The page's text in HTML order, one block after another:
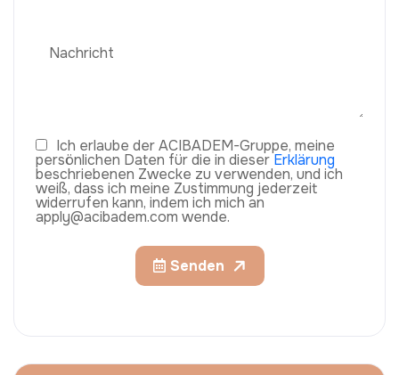
Ich erlaube der ACIBADEM-Gruppe, meine
persönlichen Daten für die in dieser Erklärung
beschriebenen Zwecke zu verwenden, und ich
weiß, dass ich meine Zustimmung jederzeit
widerrufen kann, indem ich mich an
apply@acibadem.com wende.
Senden